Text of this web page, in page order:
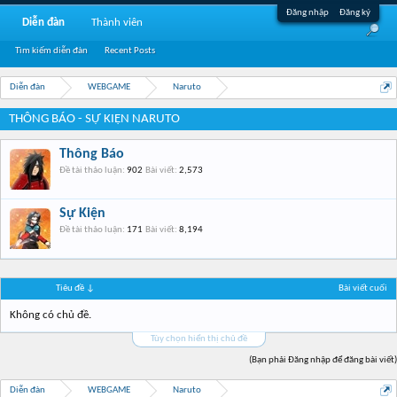
Đăng nhập Đăng ký
Diễn đàn WEBGAME Naruto
THÔNG BÁO - SỰ KIỆN NARUTO
Thông Báo
Đề tài thảo luận: 902 Bài viết: 2,573
Sự Kiện
Đề tài thảo luận: 171 Bài viết: 8,194
Tiêu đề ↓ Bài viết cuối
Không có chủ đề.
Tùy chọn hiển thị chủ đề
(Bạn phải Đăng nhập để đăng bài viết)
Diễn đàn WEBGAME Naruto
Diễn đàn
Tìm kiếm diễn đàn Recent Posts
Thành viên